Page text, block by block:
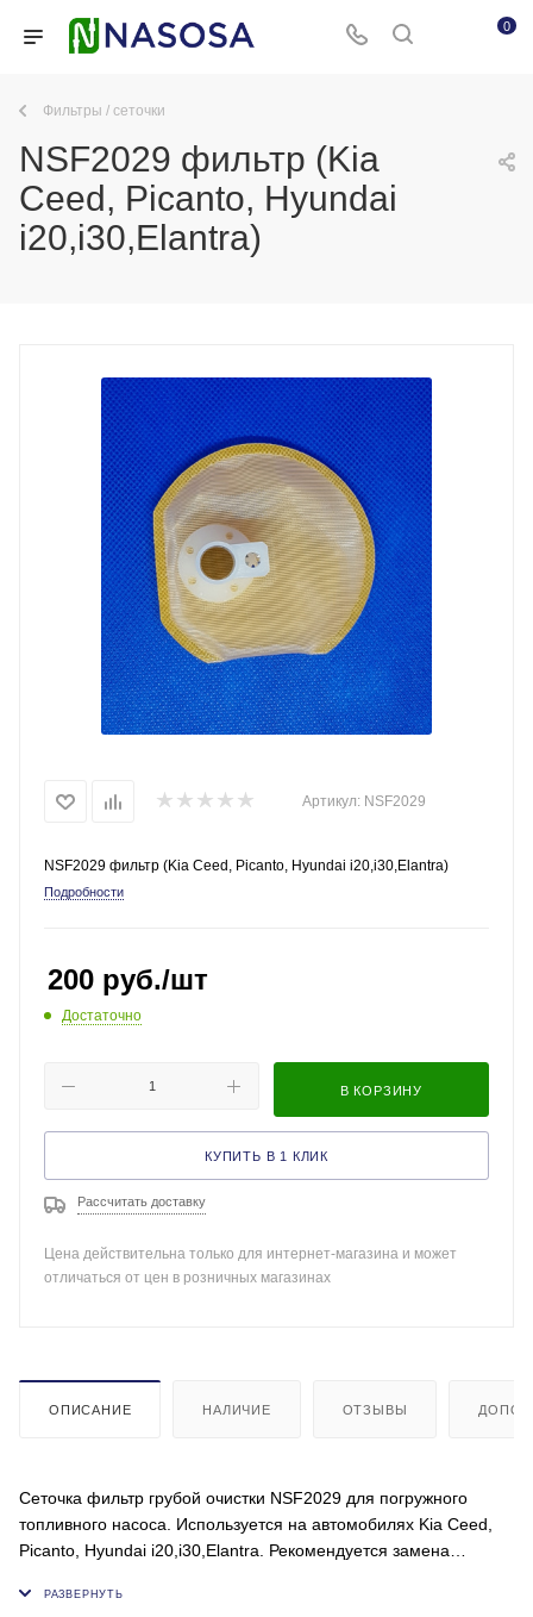
0
Фильтры / сеточки
NSF2029 фильтр (Kia
Ceed, Picanto, Hyundai
i20,i30,Elantra)
Артикул: NSF2029
NSF2029 фильтр (Kia Ceed, Picanto, Hyundai i20,i30,Elantra)
Подробности
200 руб./шт
Достаточно
В КОРЗИНУ
КУПИТЬ В 1 КЛИК
Рассчитать доставку
Цена действительна только для интернет-магазина и может
отличаться от цен в розничных магазинах
ОПИСАНИЕ НАЛИЧИЕ ОТЗЫВЫ
Сеточка фильтр грубой очистки NSF2029 для погружного
топливного насоса. Используется на автомобилях Kia Ceed,
Picanto, Hyundai i20,i30,Elantra. Рекомендуется замена